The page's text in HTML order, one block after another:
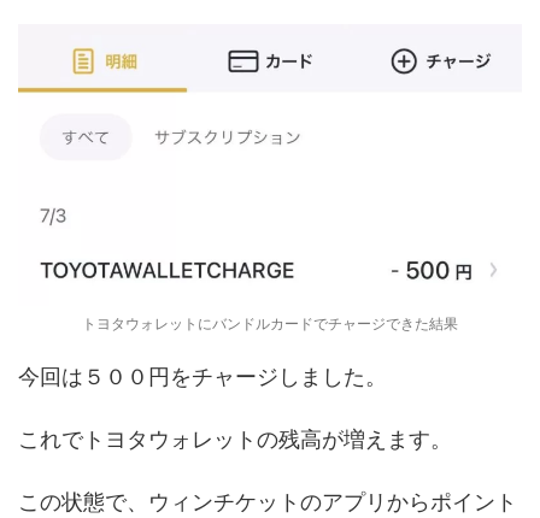
トヨタウォレットにバンドルカードでチャージできた結果
今回は５００円をチャージしました。
これでトヨタウォレットの残高が増えます。
この状態で、ウィンチケットのアプリからポイント